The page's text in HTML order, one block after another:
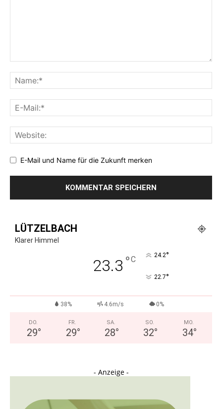
E-Mail und Name für die Zukunft merken
LÜTZELBACH
Klarer Himmel
23.3 °C 24.2°
22.7°
38% 4.6m/s 0%
DO.
29°
FR.
29°
SA.
28°
SO.
32°
MO.
34°
- Anzeige -